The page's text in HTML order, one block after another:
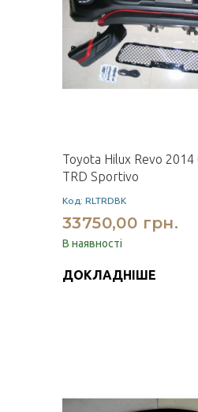
Toyota Hilux Revo 2014
TRD Sportivo
Код: RLTRDBK
33750,00 грн.
В наявності
ДОКЛАДНІШЕ